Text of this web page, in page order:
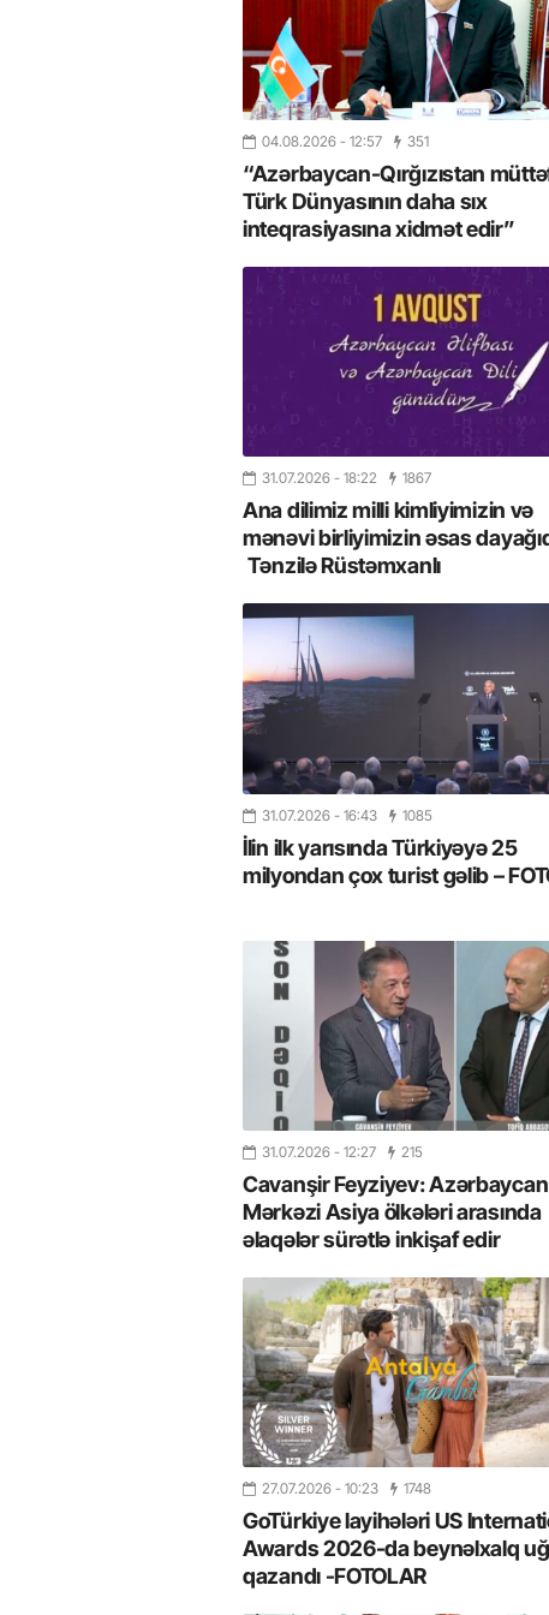
04.08.2026 - 12:57 351
“Azərbaycan-Qırğızıstan
Türk Dünyasının daha sıx
inteqrasiyasına xidmət edir”
31.07.2026 - 18:22 1867
Ana dilimiz milli kimliyimizin və
mənəvi birliyimizin əsas
Tənzilə Rüstəmxanlı
31.07.2026 - 16:43 1085
İlin ilk yarısında Türkiyəyə 25
milyondan çox turist gəlib –
31.07.2026 - 12:27 215
Cavanşir Feyziyev:
Mərkəzi Asiya ölkələri arasında
əlaqələr sürətlə inkişaf edir
27.07.2026 - 10:23 1748
GoTürkiye layihələri US
Awards 2026-da beynəlxalq
qazandı -FOTOLAR